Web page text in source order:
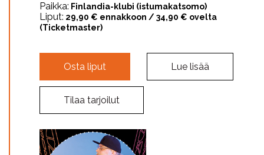
Paikka: Finlandia-klubi (istumakatsomo)
Liput: 29,90 € ennakkoon / 34,90 € ovelta
(Ticketmaster)
Osta liput Lue lisää
Tilaa tarjoilut